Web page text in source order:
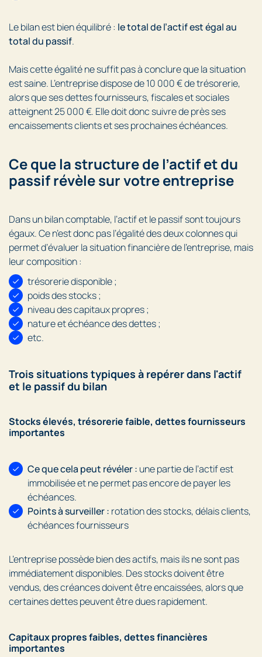
Le bilan est bien équilibré : le total de l’actif est égal au
total du passif.
Mais cette égalité ne suffit pas à conclure que la situation
est saine. L’entreprise dispose de 10 000 € de trésorerie,
alors que ses dettes fournisseurs, fiscales et sociales
atteignent 25 000 €. Elle doit donc suivre de près ses
encaissements clients et ses prochaines échéances.
Ce que la structure de l’actif et du
passif révèle sur votre entreprise
Dans un bilan comptable, l’actif et le passif sont toujours
égaux. Ce n’est donc pas l’égalité des deux colonnes qui
permet d’évaluer la situation financière de l’entreprise, mais
leur composition :
trésorerie disponible ;
poids des stocks ;
niveau des capitaux propres ;
nature et échéance des dettes ;
etc.
Trois situations typiques à repérer dans l'actif
et le passif du bilan
Stocks élevés, trésorerie faible, dettes fournisseurs
importantes
Ce que cela peut révéler : une partie de l’actif est
immobilisée et ne permet pas encore de payer les
échéances.
Points à surveiller : rotation des stocks, délais clients,
échéances fournisseurs
L’entreprise possède bien des actifs, mais ils ne sont pas
immédiatement disponibles. Des stocks doivent être
vendus, des créances doivent être encaissées, alors que
certaines dettes peuvent être dues rapidement.
Capitaux propres faibles, dettes financières
importantes